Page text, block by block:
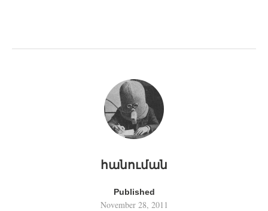
հանուման
Published
November 28, 2011